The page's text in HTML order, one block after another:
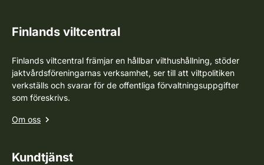
Finlands viltcentral
Finlands viltcentral främjar en hållbar vilthushållning, stöder
jaktvårdsföreningarnas verksamhet, ser till att viltpolitiken
verkställs och svarar för de offentliga förvaltningsuppgifter
som föreskrivs.
Om oss
Kundtjänst